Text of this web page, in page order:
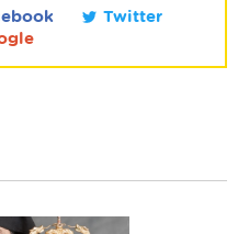
Twitter